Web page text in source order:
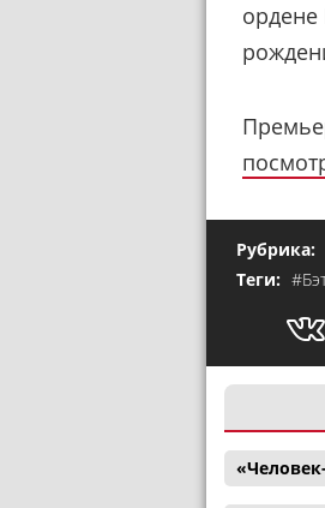
ордене
Рубрика:
Теги: